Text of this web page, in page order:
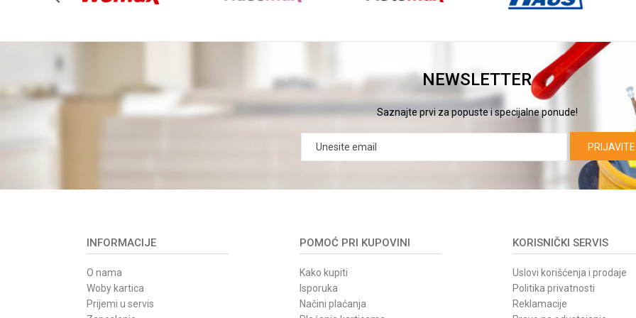
NEWSLETTER
Saznajte prvi za popuste i specijalne ponude!
INFORMACIJE
O nama
Woby kartica
Prijemi u servis
POMOĆ PRI KUPOVINI
Kako kupiti
Isporuka
Načini plaćanja
KORISNIČKI SERVIS
Uslovi korišćenja i prodaje
Politika privatnosti
Reklamacije